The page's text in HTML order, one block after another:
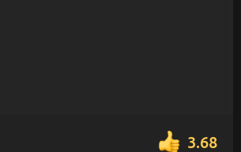
3.68